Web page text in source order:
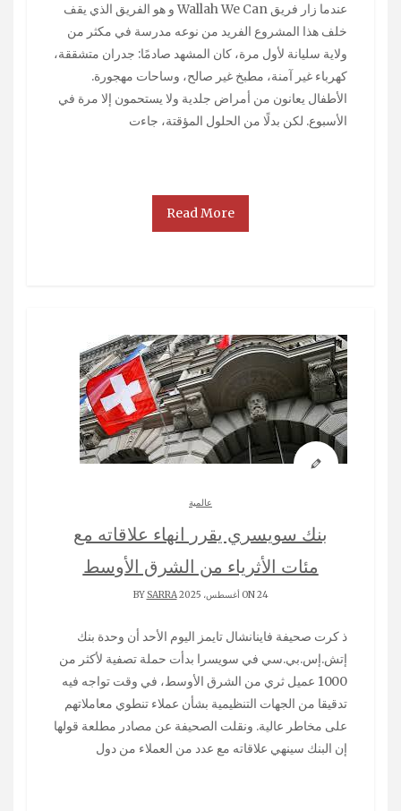
عندما زار فريق Wallah We Can و هو الفريق الذي يقف
خلف هذا المشروع الفريد من نوعه مدرسة في مكثر من
ولاية سليانة لأول مرة، كان المشهد صادمًا: جدران متشققة،
كهرباء غير آمنة، مطبخ غير صالح، وساحات مهجورة.
الأطفال يعانون من أمراض جلدية ولا يستحمون إلا مرة في
الأسبوع. لكن بدلًا من الحلول المؤقتة، جاءت
Read More
عالمية
بنك سويسري يقرر انهاء علاقاته مع
مئات الأثرياء من الشرق الأوسط
ON 24 أغسطس، 2025 BY SARRA
ذ كرت صحيفة فاينانشال تايمز اليوم الأحد أن وحدة بنك
إتش.إس.بي.سي في سويسرا بدأت حملة تصفية لأكثر من
1000 عميل ثري من الشرق الأوسط، في وقت تواجه فيه
تدقيقا من الجهات التنظيمية بشأن عملاء تنطوي معاملاتهم
على مخاطر عالية. ونقلت الصحيفة عن مصادر مطلعة قولها
إن البنك سينهي علاقاته مع عدد من العملاء من دول